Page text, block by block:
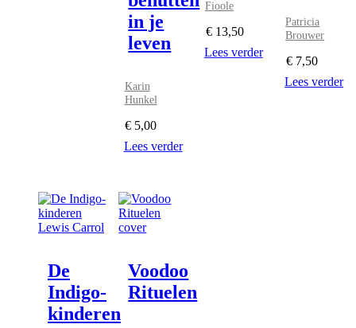
in je
leven
Karin
Hunkel
€ 5,00
Lees verder
Fioole
€13,50
Lees verder
Patricia
Brouwer
€7,50
Lees verder
De
Indigo-
kinderen
Voodoo
Rituelen